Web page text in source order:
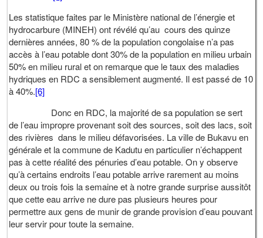
Les statistique faites par le Ministère national de l’énergie et
hydrocarbure (MINEH) ont révélé qu’au cours des quinze
dernières années, 80 % de la population congolaise n’a pas
accès à l’eau potable dont 30% de la population en milieu urbain
50% en milieu rural et on remarque que le taux des maladies
hydriques en RDC a sensiblement augmenté. Il est passé de 10
à 40%.[6]
Donc en RDC, la majorité de sa population se sert
de l’eau impropre provenant soit des sources, soit des lacs, soit
des rivières dans le milieu défavorisées. La ville de Bukavu en
générale et la commune de Kadutu en particulier n’échappent
pas à cette réalité des pénuries d’eau potable. On y observe
qu’à certains endroits l’eau potable arrive rarement au moins
deux ou trois fois la semaine et à notre grande surprise aussitôt
que cette eau arrive ne dure pas plusieurs heures pour
permettre aux gens de munir de grande provision d’eau pouvant
leur servir pour toute la semaine.